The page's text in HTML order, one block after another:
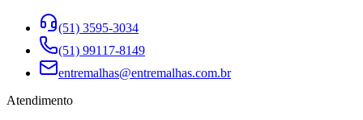
(51) 3595-3034
(51) 99117-8149
entremalhas@entremalhas.com.br
Atendimento